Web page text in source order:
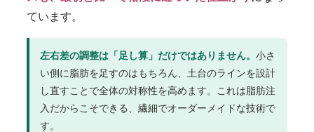
ています。
左右差の調整は「足し算」だけではありません。 小さ
い側に脂肪を足すのはもちろん、土台のラインを設計
し直すことで全体の対称性を高めます。これは脂肪注
入だからこそできる、繊細でオーダーメイドな技術で
す。